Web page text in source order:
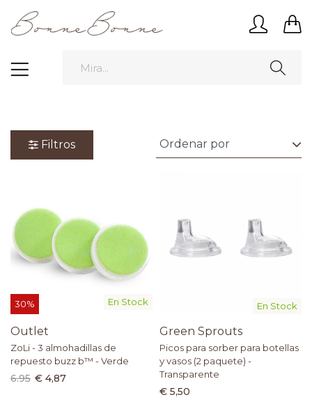
Filtros
En Stock
30%
Outlet
ZoLi - 3 almohadillas de
repuesto buzz b™ - Verde
6.95 € 4,87
En Stock
Green Sprouts
Picos para sorber para botellas
y vasos (2 paquete) -
Transparente
€ 5,50